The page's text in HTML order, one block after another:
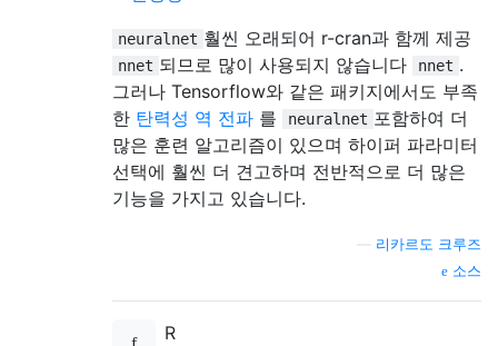
neuralnet 훨씬 오래되어 r-cran과 함께 제공
nnet 되므로 많이 사용되지 않습니다 nnet .
그러나 Tensorflow와 같은 패키지에서도 부족
한 탄력성 역 전파 를 neuralnet 포함하여 더
많은 훈련 알고리즘이 있으며 하이퍼 파라미터
선택에 훨씬 더 견고하며 전반적으로 더 많은
기능을 가지고 있습니다.
리카르도 크루즈
소스
R